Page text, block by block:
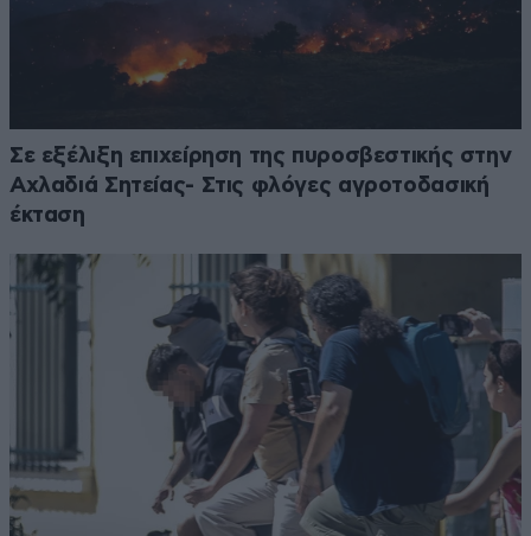
Σε εξέλιξη επιχείρηση της πυροσβεστικής στην
Αχλαδιά Σητείας- Στις φλόγες αγροτοδασική
έκταση